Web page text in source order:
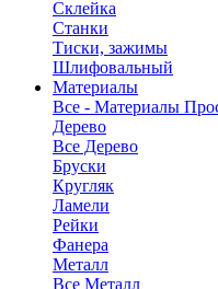
Склейка
Станки
Тиски, зажимы
Шлифовальный
Материалы
Все - Материалы
Дерево
Все Дерево
Бруски
Кругляк
Ламели
Рейки
Фанера
Металл
Все Металл